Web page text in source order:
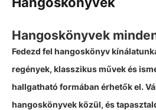
Hangoskönyvek
Fedezd fel hangoskönyv
regények, klasszikus művek és
hallgatható formában érhetők el.
hangoskönyvek közül, és